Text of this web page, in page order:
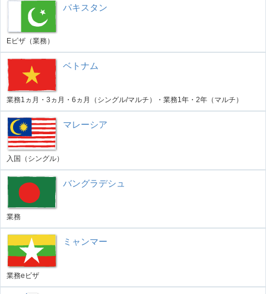
パキスタン
Eビザ（業務）
ベトナム
業務1ヵ月・3ヵ月・6ヵ月（シングル/マルチ）・業務1年・2年（マルチ）
マレーシア
入国（シングル）
バングラデシュ
業務
ミャンマー
業務eビザ